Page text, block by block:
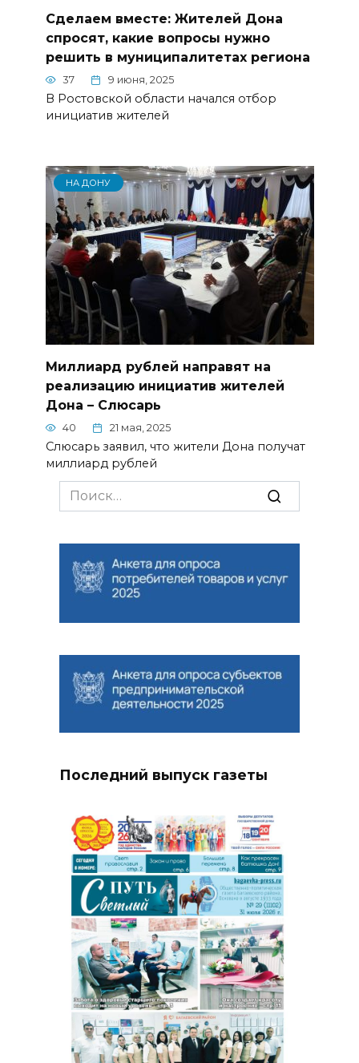
Сделаем вместе: Жителей Дона
спросят, какие вопросы нужно
решить в муниципалитетах региона
37 9 июня, 2025
В Ростовской области начался отбор
инициатив жителей
НА ДОНУ
Миллиард рублей направят на
реализацию инициатив жителей
Дона – Слюсарь
40 21 мая, 2025
Слюсарь заявил, что жители Дона получат
миллиард рублей
Search
for:
Последний выпуск газеты